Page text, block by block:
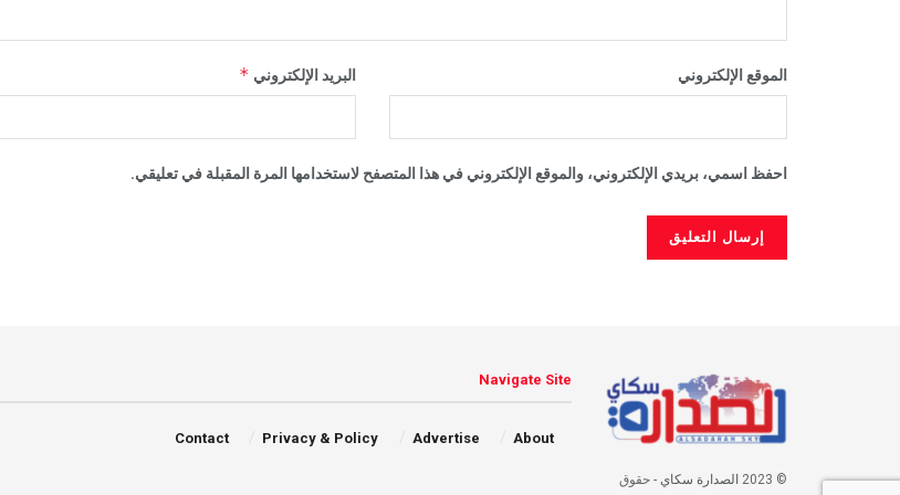
البريد الإلكتروني * الموقع الإلكتروني
احفظ اسمي، بريدي الإلكتروني، والموقع الإلكتروني في هذا المتصفح لاستخدامها المرة المقبلة في تعليقي.
© 2023 الصدارة سكاي - حقوق
Navigate Site
About
Advertise
Privacy & Policy
Contact